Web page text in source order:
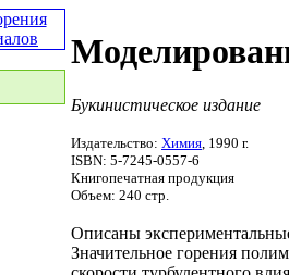
Букинистическое издание
Издательство: Химия , 1990 г.
ISBN: 5-7245-0557-6
Книгопечатная продукция
Объем: 240 стр.
Описаны
Значительное горения